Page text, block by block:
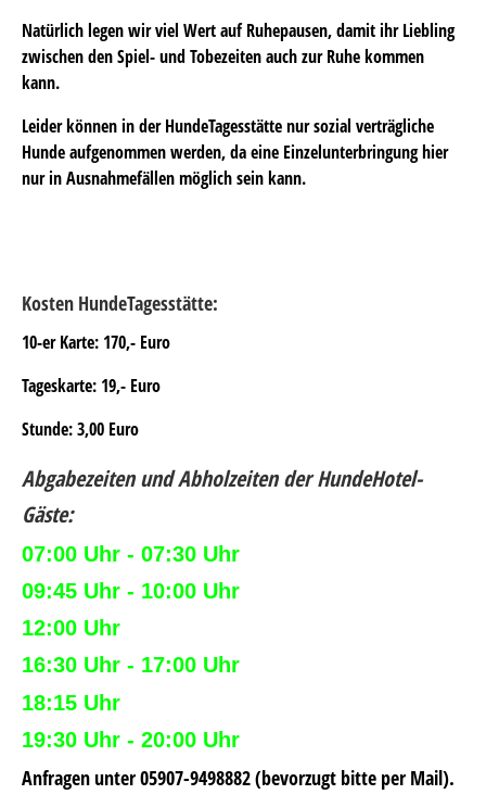
Natürlich legen wir viel Wert auf Ruhepausen, damit ihr Liebling
zwischen den Spiel- und Tobezeiten auch zur Ruhe kommen
kann.
Leider können in der HundeTagesstätte nur sozial verträgliche
Hunde aufgenommen werden, da eine Einzelunterbringung hier
nur in Ausnahmefällen möglich sein kann.
Kosten HundeTagesstätte:
10-er Karte: 170,- Euro
Tageskarte: 19,- Euro
Stunde: 3,00 Euro
Abgabezeiten und Abholzeiten der HundeHotel-
Gäste:
07:00 Uhr - 07:30 Uhr
09:45 Uhr - 10:00 Uhr
12:00 Uhr
16:30 Uhr - 17:00 Uhr
18:15 Uhr
19:30 Uhr - 20:00 Uhr
Anfragen unter 05907-9498882 (bevorzugt bitte per Mail).